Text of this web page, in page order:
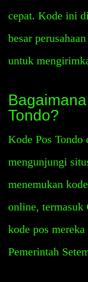
cepat. Kode ini
besar
untuk
Tondo?
Kode Pos Tondo
mengunjungi
menemukan
online, termasuk
kode pos
Pemerintah